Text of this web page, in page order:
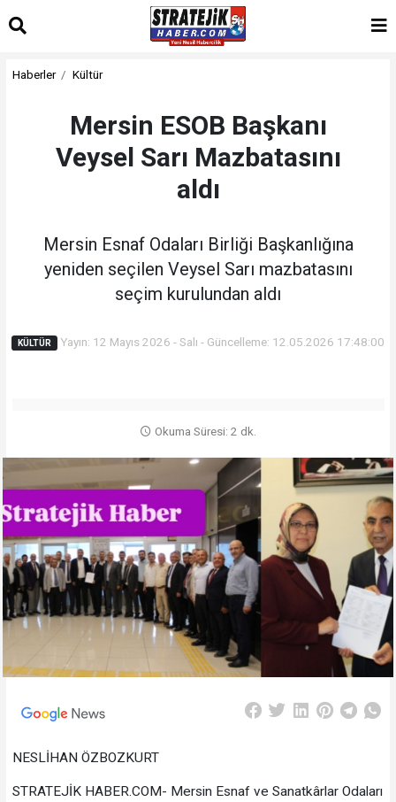
Haberler Kültür
Mersin ESOB Başkanı
Veysel Sarı Mazbatasını
aldı
Mersin Esnaf Odaları Birliği Başkanlığına
yeniden seçilen Veysel Sarı mazbatasını
seçim kurulundan aldı
KÜLTÜR Yayın: 12 Mayıs 2026 - Salı - Güncelleme: 12.05.2026 17:48:00
Okuma Süresi: 2 dk.
NESLİHAN ÖZBOZKURT
STRATEJİK HABER.COM- Mersin Esnaf ve Sanatkârlar Odaları